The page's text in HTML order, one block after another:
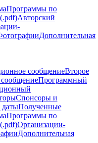
Программы по
Авторский
Дополнительная
сообщениеВторое
Программный
Спонсоры и
Полученные
Программы по
Организации-
Дополнительная